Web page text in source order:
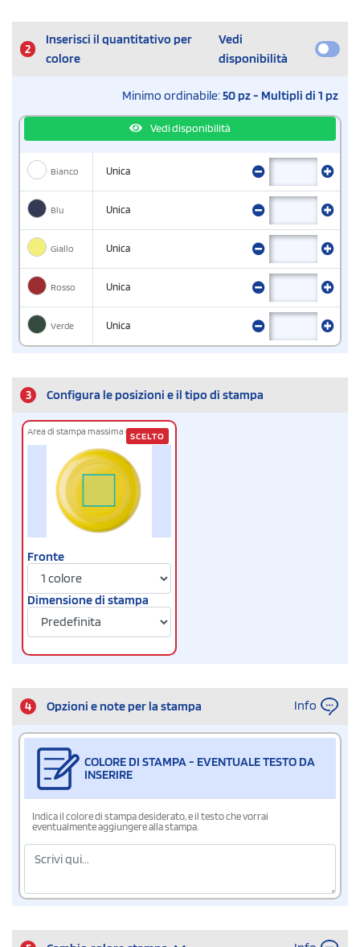
2
Inserisci il quantitativo per
colore
Vedi
disponibilità
Minimo ordinabile:50 pz - Multipli di 1 pz
Vedi disponibilità
Bianco Unica
Blu Unica
Giallo Unica
Rosso Unica
Verde Unica
3 Configura le posizioni e il tipo di stampa
Area di stampa massima cm10 x 10
Fronte
Dimensione di stampa
SCELTO
4 Opzioni e note per la stampa Info
COLORE DI STAMPA - EVENTUALE TESTO DA
INSERIRE
Indica il colore di stampa desiderato, e il testo che vorrai
eventualmente aggiungere alla stampa.